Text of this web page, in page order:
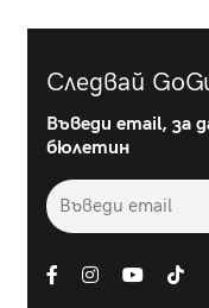
Следвай
Въведи email, за
бюлетин